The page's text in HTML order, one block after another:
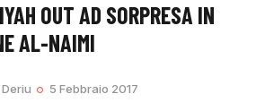
OUT AD SORPRESA IN
AL-NAIMI
5 Febbraio 2017